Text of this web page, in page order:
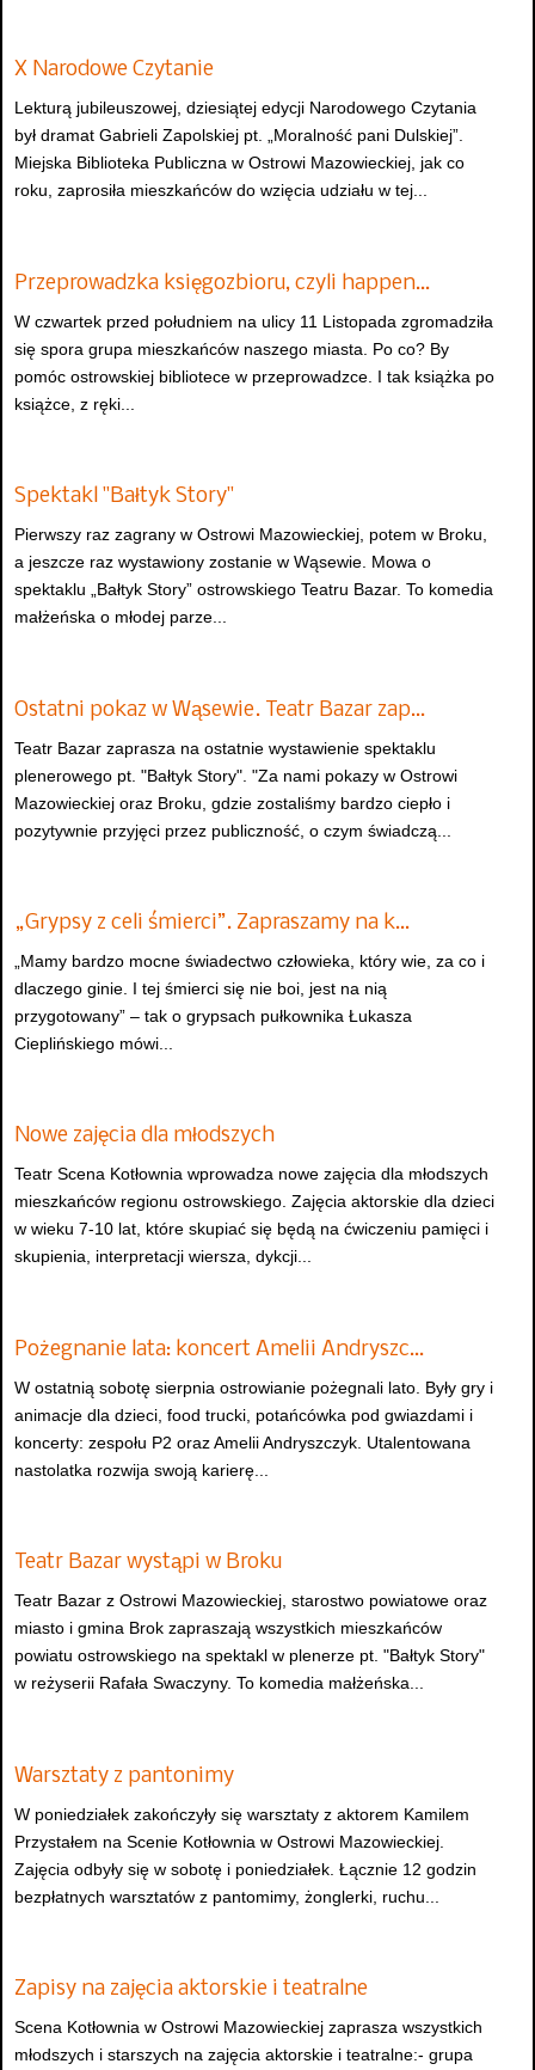
X Narodowe Czytanie
Lekturą jubileuszowej, dziesiątej edycji Narodowego Czytania
był dramat Gabrieli Zapolskiej pt. „Moralność pani Dulskiej”.
Miejska Biblioteka Publiczna w Ostrowi Mazowieckiej, jak co
roku, zaprosiła mieszkańców do wzięcia udziału w tej...
Przeprowadzka księgozbioru, czyli happen…
W czwartek przed południem na ulicy 11 Listopada zgromadziła
się spora grupa mieszkańców naszego miasta. Po co? By
pomóc ostrowskiej bibliotece w przeprowadzce. I tak książka po
książce, z ręki...
Spektakl "Bałtyk Story"
Pierwszy raz zagrany w Ostrowi Mazowieckiej, potem w Broku,
a jeszcze raz wystawiony zostanie w Wąsewie. Mowa o
spektaklu „Bałtyk Story” ostrowskiego Teatru Bazar. To komedia
małżeńska o młodej parze...
Ostatni pokaz w Wąsewie. Teatr Bazar zap…
Teatr Bazar zaprasza na ostatnie wystawienie spektaklu
plenerowego pt. "Bałtyk Story". "Za nami pokazy w Ostrowi
Mazowieckiej oraz Broku, gdzie zostaliśmy bardzo ciepło i
pozytywnie przyjęci przez publiczność, o czym świadczą...
„Grypsy z celi śmierci”. Zapraszamy na k…
„Mamy bardzo mocne świadectwo człowieka, który wie, za co i
dlaczego ginie. I tej śmierci się nie boi, jest na nią
przygotowany” – tak o grypsach pułkownika Łukasza
Cieplińskiego mówi...
Nowe zajęcia dla młodszych
Teatr Scena Kotłownia wprowadza nowe zajęcia dla młodszych
mieszkańców regionu ostrowskiego. Zajęcia aktorskie dla dzieci
w wieku 7-10 lat, które skupiać się będą na ćwiczeniu pamięci i
skupienia, interpretacji wiersza, dykcji...
Pożegnanie lata: koncert Amelii Andryszc…
W ostatnią sobotę sierpnia ostrowianie pożegnali lato. Były gry i
animacje dla dzieci, food trucki, potańcówka pod gwiazdami i
koncerty: zespołu P2 oraz Amelii Andryszczyk. Utalentowana
nastolatka rozwija swoją karierę...
Teatr Bazar wystąpi w Broku
Teatr Bazar z Ostrowi Mazowieckiej, starostwo powiatowe oraz
miasto i gmina Brok zapraszają wszystkich mieszkańców
powiatu ostrowskiego na spektakl w plenerze pt. "Bałtyk Story"
w reżyserii Rafała Swaczyny. To komedia małżeńska...
Warsztaty z pantonimy
W poniedziałek zakończyły się warsztaty z aktorem Kamilem
Przystałem na Scenie Kotłownia w Ostrowi Mazowieckiej.
Zajęcia odbyły się w sobotę i poniedziałek. Łącznie 12 godzin
bezpłatnych warsztatów z pantomimy, żonglerki, ruchu...
Zapisy na zajęcia aktorskie i teatralne
Scena Kotłownia w Ostrowi Mazowieckiej zaprasza wszystkich
młodszych i starszych na zajęcia aktorskie i teatralne:- grupa